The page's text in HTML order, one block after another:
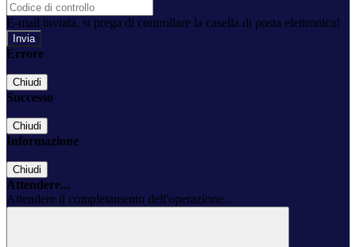
E-mail inviata, si prega di controllare la casella di posta elettronica!
Errore
Chiudi
Successo
Chiudi
Informazione
Chiudi
Attendere...
Attendere il completamento dell'operazione...